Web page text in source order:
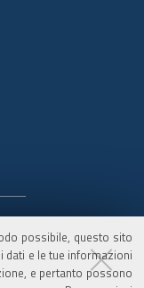
possibile, questo sito
dati e le tue informazioni
e pertanto possono